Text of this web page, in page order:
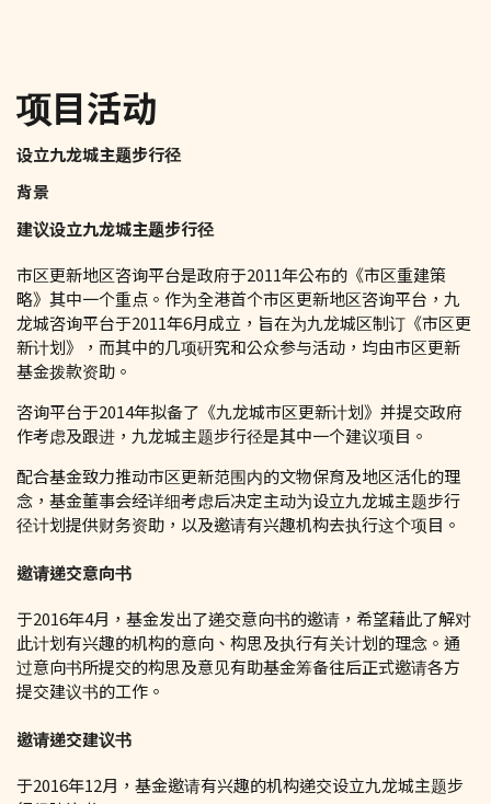
项目活动
设立九龙城主题步行径
背景
建议设立九龙城主题步行径
市区更新地区咨询平台是政府于2011年公布的《市区重建策
略》其中一个重点。作为全港首个市区更新地区咨询平台，九
龙城咨询平台于2011年6月成立，旨在为九龙城区制订《市区更
新计划》，而其中的几项硏究和公众参与活动，均由市区更新
基金拨款资助。
咨询平台于2014年拟备了《九龙城市区更新计划》并提交政府
作考虑及跟进，九龙城主题步行径是其中一个建议项目。
配合基金致力推动市区更新范围内的文物保育及地区活化的理
念，基金董事会经详细考虑后决定主动为设立九龙城主题步行
径计划提供财务资助，以及邀请有兴趣机构去执行这个项目。
邀请递交意向书
于2016年4月，基金发出了递交意向书的邀请，希望藉此了解对
此计划有兴趣的机构的意向、构思及执行有关计划的理念。通
过意向书所提交的构思及意见有助基金筹备往后正式邀请各方
提交建议书的工作。
邀请递交建议书
于2016年12月，基金邀请有兴趣的机构递交设立九龙城主题步